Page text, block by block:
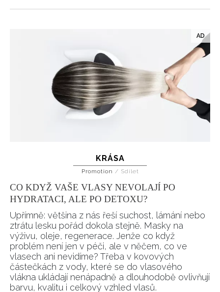
Přihlášením k newsletteru souhlasíte s
Obchodními
podmínkami společnosti BurdaMedia Extra s.r.o.
potvrzujete, že jste se seznámili seZásadami
ochrany soukromí- BurdaMedia Extra s.r.o. bude s
Vašimi údaji pracovat zejména k organizaci a
vyhodnocení akce a zasílání novinek.
Chcete navíc dostávat i další zajímavé a exkluzivní
informace od našich partnerů? Pokud souhlasíte se
zpracováním údajů k tomuto účelu podleZásad ochrany
soukromí BurdaMedia Extra s.r.o., zaškrtněte toto pole.
KRÁSA
Promotion / Sdílet
CO KDYŽ VAŠE VLASY NEVOLAJÍ PO
HYDRATACI, ALE PO DETOXU?
Upřímně: většina z nás řeší suchost, lámání nebo
ztrátu lesku pořád dokola stejně. Masky na
výživu, oleje, regenerace. Jenže co když
problém není jen v péči, ale v něčem, co ve
vlasech ani nevidíme? Třeba v kovových
částečkách z vody, které se do vlasového
vlákna ukládají nenápadně a dlouhodobě ovlivňují
barvu, kvalitu i celkový vzhled vlasů.